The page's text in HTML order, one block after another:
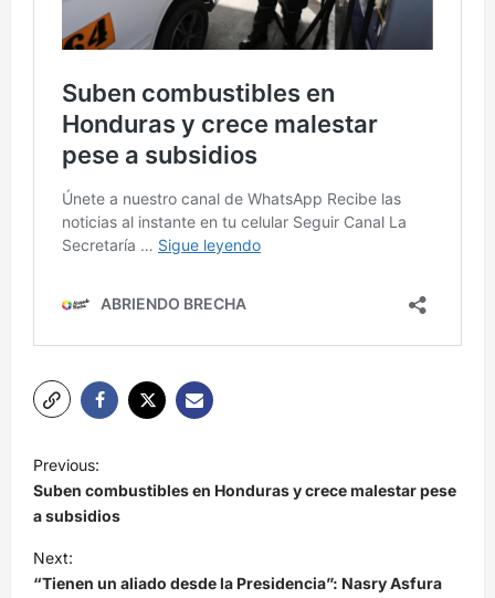
N
a
v
e
g
Previous:
Suben combustibles en Honduras y crece malestar pese
a subsidios
Next:
“Tienen un aliado desde la Presidencia”: Nasry Asfura